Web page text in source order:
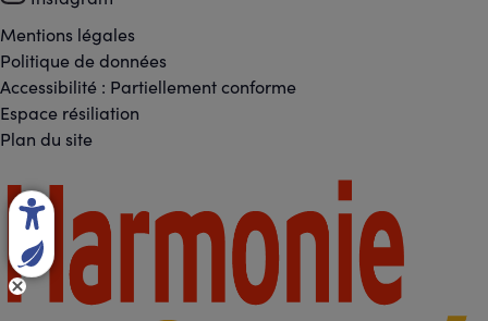
Réseaux
sociaux
Footer
-
Liens
légaux
Mentions légales
Politique de données
Accessibilité : Partiellement conforme
Espace résiliation
Plan du site
Footer
-
Partenaires